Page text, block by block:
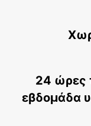
GWANGJU -
GANGNAM
SEOUL -
24 ώρες
εβδομάδα